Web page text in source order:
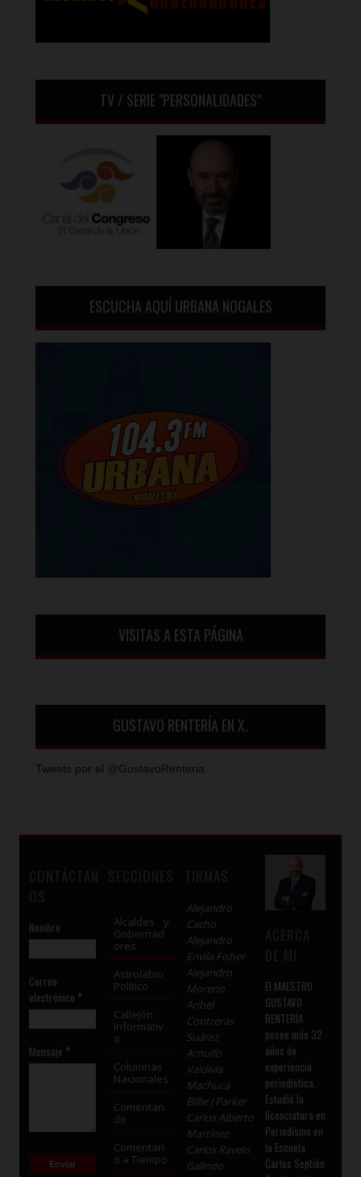
TV / SERIE "PERSONALIDADES"
ESCUCHA AQUÍ URBANA NOGALES
VISITAS A ESTA PÁGINA
GUSTAVO RENTERÍA EN X.
Tweets por el @GustavoRenteria.
Nombre
Correo
electrónico *
Mensaje *
Alcaldes y
Gobernad
ores
Astrolabio
Político
Callejón
Informativ
o
Columnas
Nacionales
Comentan
do
Comentari
o a Tiempo
Alejandro
Cacho
Alejandro
Envila Fisher
Alejandro
Moreno
Aribel
Contreras
Suárez
Arnulfo
Valdivia
Machuca
Billie J Parker
Carlos Alberto
Martínez
Carlos Ravelo
Galindo
El MAESTRO
GUSTAVO
RENTERÍA
posee más 32
años de
experiencia
periodística.
Estudió la
licenciatura en
Periodismo en
la Escuela
Carlos Septién